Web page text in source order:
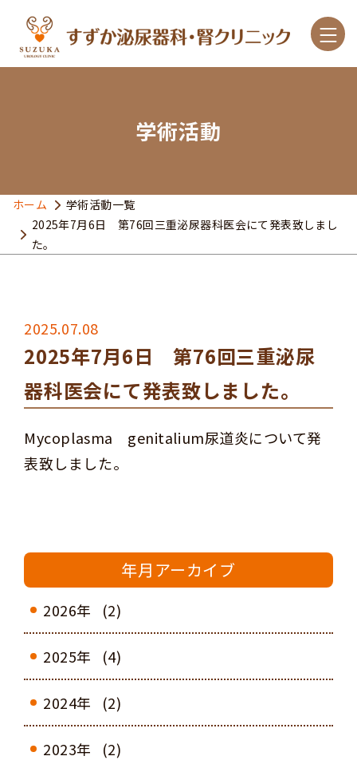
診療案内
主な疾患と治療
学術活動
ホーム
学術活動一覧
2025年7月6日 第76回三重泌尿器科医会にて発表致しまし
た。
2025.07.08
2025年7月6日 第76回三重泌尿
器科医会にて発表致しました。
Mycoplasma genitalium尿道炎について発
表致しました。
年月アーカイブ
2026年 (2)
2025年 (4)
2024年 (2)
2023年 (2)